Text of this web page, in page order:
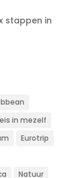
stappen in
in mezelf
Eurotrip
Natuur